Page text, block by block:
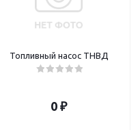
Топливный насос ТНВД
0 ₽